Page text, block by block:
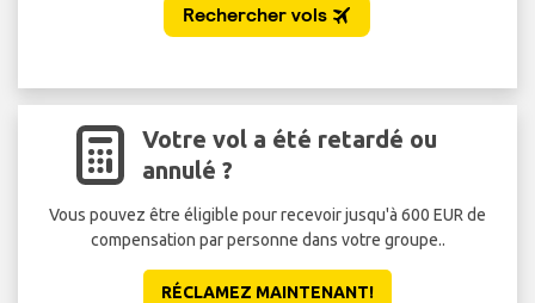
Votre vol a été retardé ou
annulé ?
Vous pouvez être éligible pour recevoir jusqu'à 600 EUR de
compensation par personne dans votre groupe..
RÉCLAMEZ MAINTENANT!